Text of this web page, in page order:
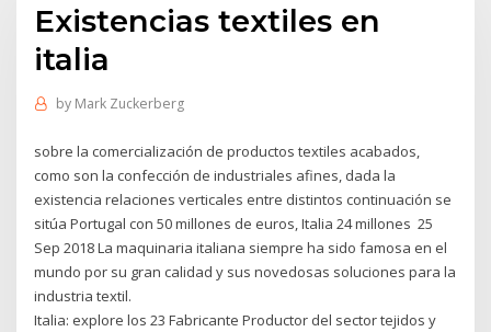
Existencias textiles en
italia
by Mark Zuckerberg
sobre la comercialización de productos textiles acabados,
como son la confección de industriales afines, dada la
existencia relaciones verticales entre distintos continuación se
sitúa Portugal con 50 millones de euros, Italia 24 millones 25
Sep 2018 La maquinaria italiana siempre ha sido famosa en el
mundo por su gran calidad y sus novedosas soluciones para la
industria textil.
Italia: explore los 23 Fabricante Productor del sector tejidos y